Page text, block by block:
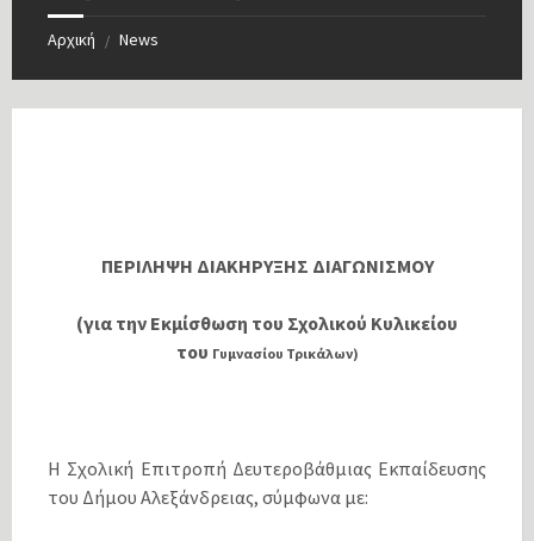
Αρχική / News
ΠΕΡΙΛΗΨΗ ΔΙΑΚΗΡΥΞΗΣ ΔΙΑΓΩΝΙΣΜΟΥ
(για την Εκμίσθωση του Σχολικού Κυλικείου
του Γυμνασίου Τρικάλων)
Η Σχολική Επιτροπή Δευτεροβάθμιας Εκπαίδευσης
του Δήμου Αλεξάνδρειας, σύμφωνα με: